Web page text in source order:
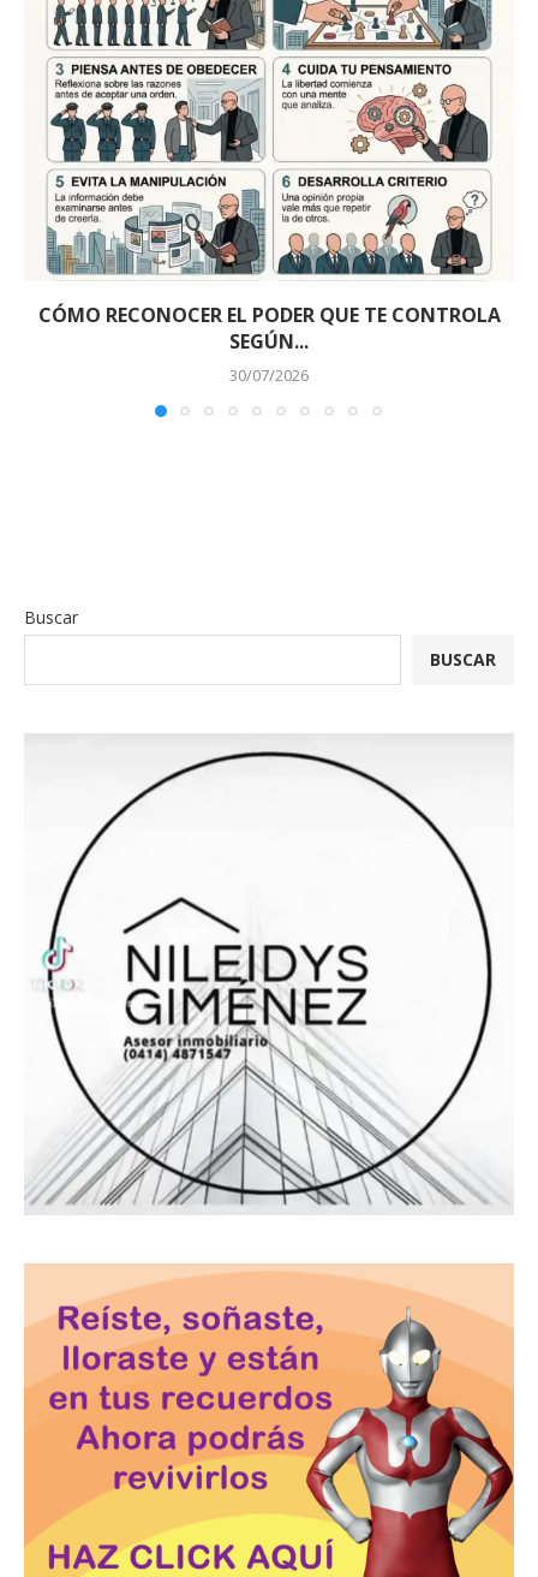
CÓMO RECONOCER EL PODER QUE TE CONTROLA
SEGÚN...
30/07/2026
Buscar
BUSCAR